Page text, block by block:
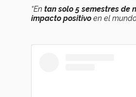
“En tan solo 5 semestres de
impacto positivo en el